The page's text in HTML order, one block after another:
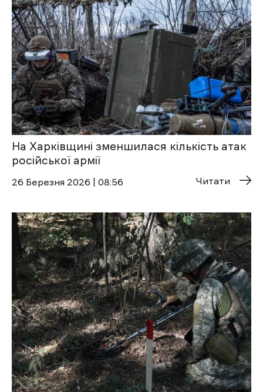
На Харківщині зменшилася кількість атак
російської армії
26 Березня 2026 | 08:56 Читати